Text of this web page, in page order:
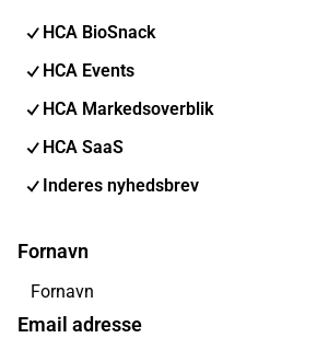
HCA BioSnack
HCA Events
HCA Markedsoverblik
HCA SaaS
Inderes nyhedsbrev
Fornavn
Email adresse